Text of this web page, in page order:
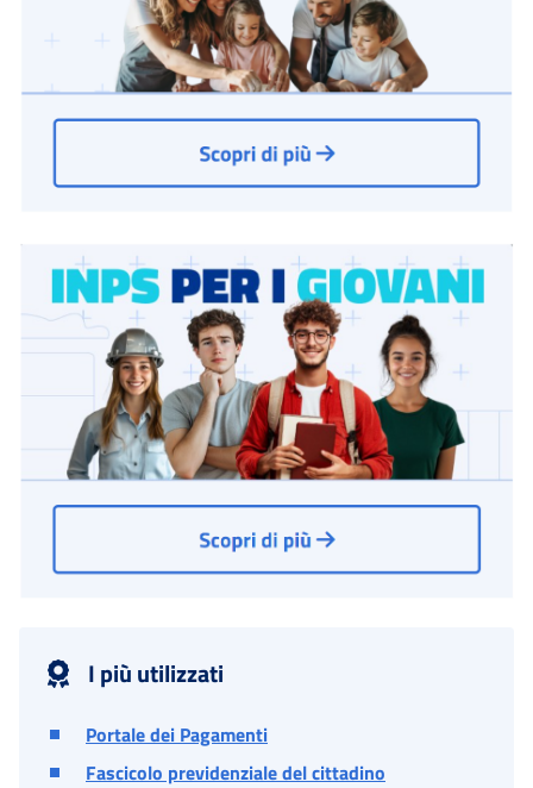
I più utilizzati
Portale dei Pagamenti
Fascicolo previdenziale del cittadino